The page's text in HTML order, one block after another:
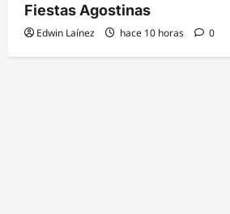
Fiestas Agostinas
Edwin Laínez hace 10 horas 0